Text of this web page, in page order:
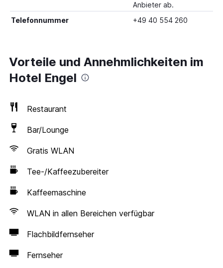
Anbieter ab.
Telefonnummer
+49 40 554 260
Vorteile und Annehmlichkeiten im
Hotel Engel
Restaurant
Bar/Lounge
Gratis WLAN
Tee-/Kaffeezubereiter
Kaffeemaschine
WLAN in allen Bereichen verfügbar
Flachbildfernseher
Fernseher